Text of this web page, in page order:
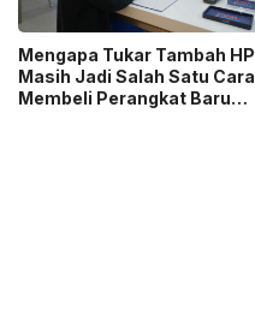
Mengapa Tukar Tambah HP
Masih Jadi Salah Satu Cara
Membeli Perangkat Baru